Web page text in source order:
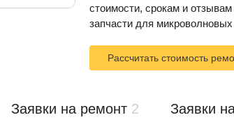
стоимости, срокам и
запчасти для
Рассчитать стоимость
Заявки на ремонт 2 Заявки